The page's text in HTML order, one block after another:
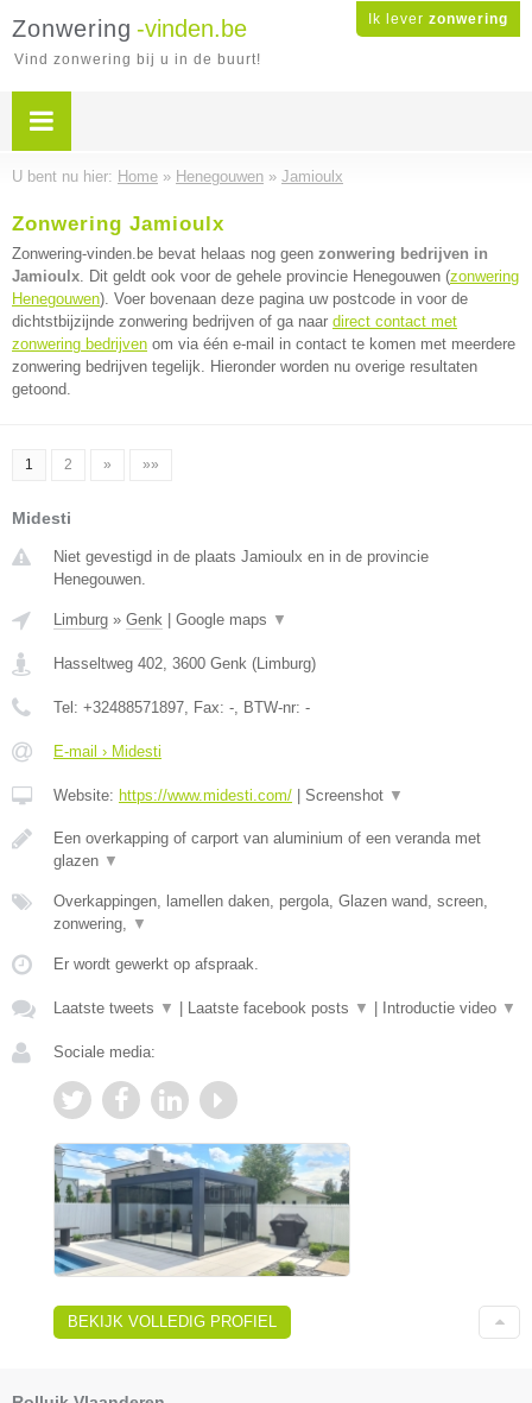
Ik lever zonwering
Zonwering -vinden.be
Vind zonwering bij u in de buurt!
U bent nu hier: Home » Henegouwen » Jamioulx
Zonwering Jamioulx
Zonwering-vinden.be bevat helaas nog geen zonwering bedrijven in
Jamioulx. Dit geldt ook voor de gehele provincie Henegouwen (zonwering
Henegouwen). Voer bovenaan deze pagina uw postcode in voor de
dichtstbijzijnde zonwering bedrijven of ga naar direct contact met
zonwering bedrijven om via één e-mail in contact te komen met meerdere
zonwering bedrijven tegelijk. Hieronder worden nu overige resultaten
getoond.
1 2 » »»
Midesti
Niet gevestigd in de plaats Jamioulx en in de provincie
Henegouwen.
Limburg » Genk Google maps ▼
Hasseltweg 402, 3600 Genk (Limburg)
Tel: +32488571897, Fax: -, BTW-nr: -
E-mail › Midesti
Website: https://www.midesti.com/ Screenshot ▼
Een overkapping of carport van aluminium of een veranda met
glazen ▼
Overkappingen, lamellen daken, pergola, Glazen wand, screen,
zonwering, ▼
Er wordt gewerkt op afspraak.
Laatste tweets ▼ Laatste facebook posts ▼ Introductie video ▼
Sociale media:
BEKIJK VOLLEDIG PROFIEL